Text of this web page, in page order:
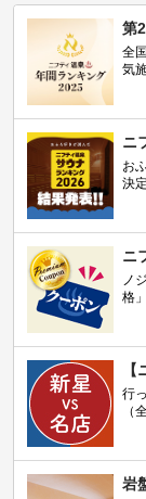
第
全
気
ニ
お
決
ニ
ノ
格
行
（
岩